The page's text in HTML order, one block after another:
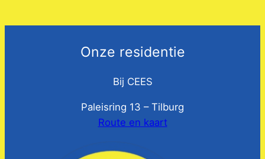
Onze residentie
Bij CEES
Paleisring 13 – Tilburg
Route en kaart